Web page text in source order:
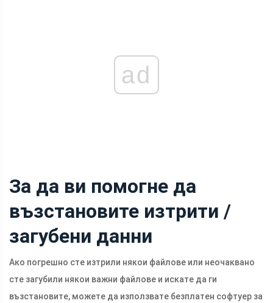
ad
За да ви помогне да
възстановите изтрити /
загубени данни
Ако погрешно сте изтрили някои файлове или неочаквано
сте загубили някои важни файлове и искате да ги
възстановите, можете да използвате безплатен софтуер за